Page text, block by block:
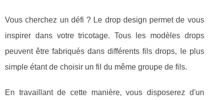
Vous cherchez un défi ? Le drop design permet de vous
inspirer dans votre tricotage. Tous les modèles drops
peuvent être fabriqués dans différents fils drops, le plus
simple étant de choisir un fil du même groupe de fils.
En travaillant de cette manière, vous disposerez d'un